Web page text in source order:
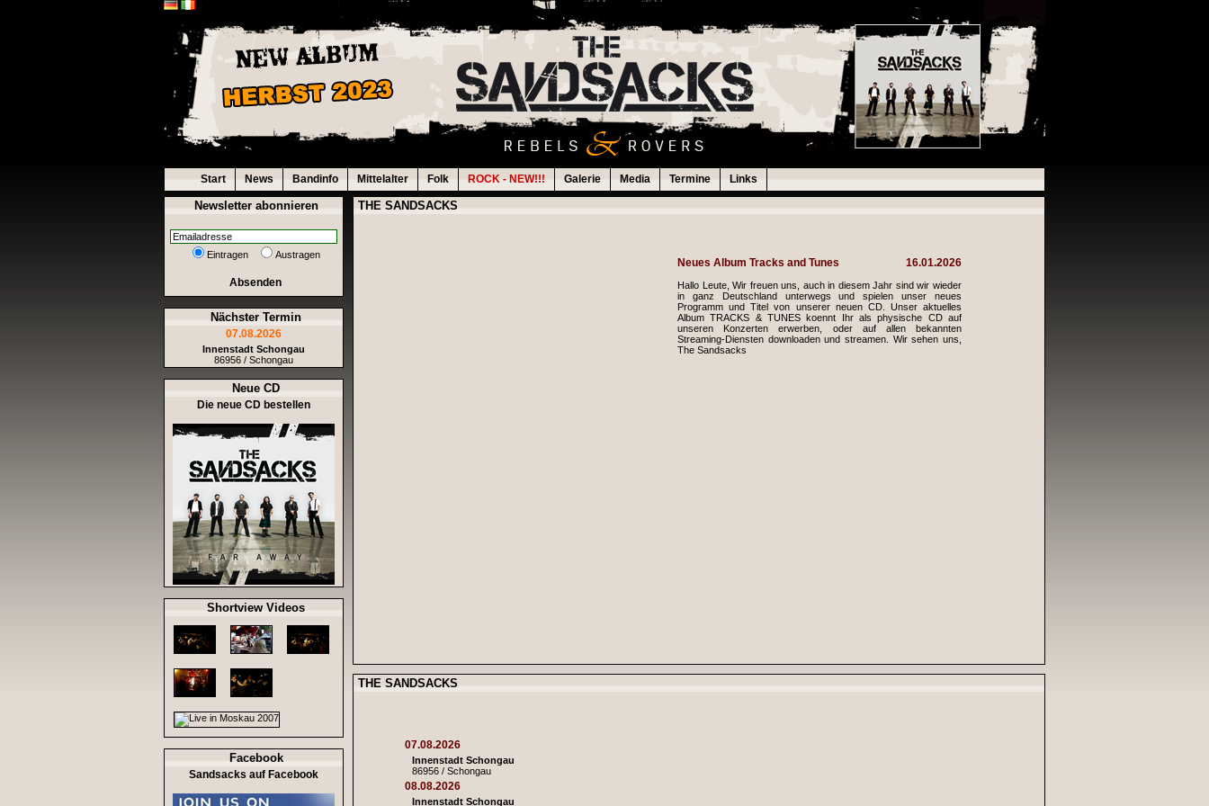
Start News Bandinfo Mittelalter Folk ROCK - NEW!!! Galerie Media Termine Links
Newsletter abonnieren
Eintragen Austragen
Absenden
Nächster Termin
07.08.2026
Innenstadt Schongau
86956 / Schongau
Neue CD
Die neue CD bestellen
Shortview Videos
Facebook
Sandsacks auf Facebook
THE SANDSACKS
Neues Album Tracks and Tunes 16.01.2026
Hallo Leute, Wir freuen uns, auch in diesem Jahr sind wir wieder
in ganz Deutschland unterwegs und spielen unser neues
Programm und Titel von unserer neuen CD. Unser aktuelles
Album TRACKS & TUNES koennt Ihr als physische CD auf
unseren Konzerten erwerben, oder auf allen bekannten
Streaming-Diensten downloaden und streamen. Wir sehen uns,
The Sandsacks
THE SANDSACKS
07.08.2026
Innenstadt Schongau
86956 / Schongau
08.08.2026
Innenstadt Schongau